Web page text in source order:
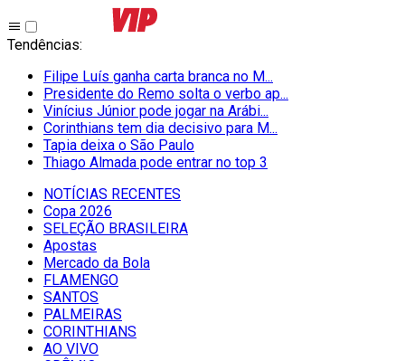
Tendências:
Filipe Luís ganha carta branca no M...
Presidente do Remo solta o verbo ap...
Vinícius Júnior pode jogar na Arábi...
Corinthians tem dia decisivo para M...
Tapia deixa o São Paulo
Thiago Almada pode entrar no top 3
NOTÍCIAS RECENTES
Copa 2026
SELEÇÃO BRASILEIRA
Apostas
Mercado da Bola
FLAMENGO
SANTOS
PALMEIRAS
CORINTHIANS
AO VIVO